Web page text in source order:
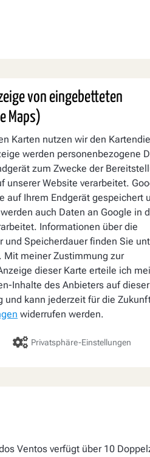
von eingebetteten
Maps)
Karten nutzen wir den
werden personenbezogene
zum Zwecke der
unserer Website verarbeitet.
auf Ihrem Endgerät gespeichert
auch Daten an Google in
Informationen über die
und Speicherdauer finden Sie
Mit meiner Zustimmung zur
dieser Karte erteile ich
Inhalte des Anbieters auf
kann jederzeit für die
widerrufen werden.
Privatsphäre-Einstellungen
Ventos verfügt über 10